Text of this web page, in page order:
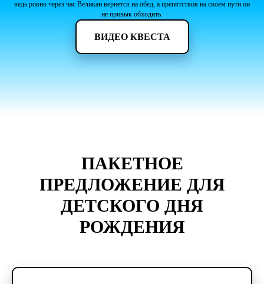
ведь ровно через час Великан вернется на обед, а препятствия на своем пути он
не привык обходить.
ВИДЕО КВЕСТА
ПАКЕТНОЕ
ПРЕДЛОЖЕНИЕ ДЛЯ
ДЕТСКОГО ДНЯ
РОЖДЕНИЯ